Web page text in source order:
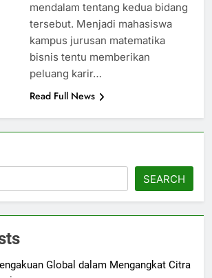
mendalam tentang kedua bidang
tersebut. Menjadi mahasiswa
kampus jurusan matematika
bisnis tentu memberikan
peluang karir…
Read Full News
SEARCH
Global dalam Mengangkat Citra